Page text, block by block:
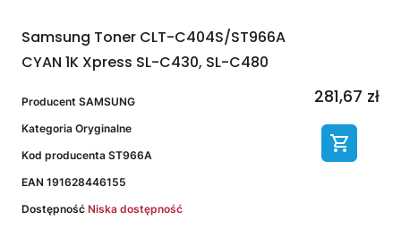
Samsung Toner CLT-C404S/ST966A
CYAN 1K Xpress SL-C430, SL-C480
Producent SAMSUNG
Kategoria Oryginalne
Kod producenta ST966A
EAN 191628446155
Dostępność Niska dostępność
281,67 zł